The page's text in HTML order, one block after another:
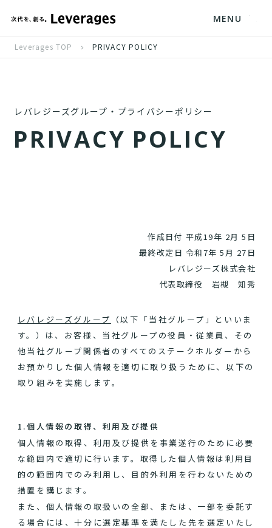
MENU
Leverages TOP PRIVACY POLICY
レバレジーズグループ・プライバシーポリシー
PRIVACY POLICY
作成日付 平成19年 2月 5日
最終改定日 令和7年 5月 27日
レバレジーズ株式会社
代表取締役 岩槻 知秀
レバレジーズグループ
（以下「当社グループ」といいま
す。）は、お客様、当社グループの役員・従業員、その
他当社グループ関係者のすべてのステークホルダーから
お預かりした個人情報を適切に取り扱うために、以下の
取り組みを実施します。
1.個人情報の取得、利用及び提供
個人情報の取得、利用及び提供を事業遂行のために必要
な範囲内で適切に行います。取得した個人情報は利用目
的の範囲内でのみ利用し、目的外利用を行わないための
措置を講じます。
また、個人情報の取扱いの全部、または、一部を委託す
る場合には、十分に選定基準を満たした先を選定いたし